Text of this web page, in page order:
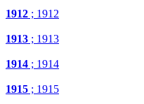
1912 ; 1912
1913 ; 1913
1914 ; 1914
1915 ; 1915